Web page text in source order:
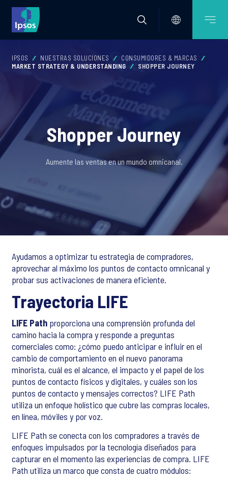
IPSOS NUESTRAS SOLUCIONES
CONSUMIDORES & MARCAS
MARKET STRATEGY & UNDERSTANDING
SHOPPER JOURNEY
Shopper Journey
Aumente las ventas en un mundo omnicanal.
Ayudamos a optimizar tu estrategia de compradores,
aprovechar al máximo los puntos de contacto omnicanal y
probar sus activaciones de manera eficiente.
Trayectoria LIFE
LIFE Path proporciona una comprensión profunda del
camino hacia la compra y responde a preguntas
comerciales como: ¿cómo puedo anticipar e influir en el
cambio de comportamiento en el nuevo panorama
minorista, cuál es el alcance, el impacto y el papel de los
puntos de contacto físicos y digitales, y cuáles son los
puntos de contacto y mensajes correctos? LIFE Path
utiliza un enfoque holístico que cubre las compras locales,
en línea, móviles y por voz.
LIFE Path se conecta con los compradores a través de
enfoques impulsados por la tecnología diseñados para
capturar en el momento las experiencias de compra. LIFE
Path utiliza un marco que consta de cuatro módulos: